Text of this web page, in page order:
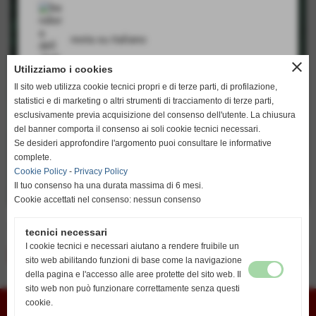
Le regole del gioco
<< precedente
Union Vis ssdrl
resta su italiano
go to english
http://www.unionvislendinara.it
close
Utilizziamo i cookies
Il sito web utilizza cookie tecnici propri e di terze parti, di profilazione,
statistici e di marketing o altri strumenti di tracciamento di terze parti,
esclusivamente previa acquisizione del consenso dell'utente. La chiusura
del banner comporta il consenso ai soli cookie tecnici necessari.
Se desideri approfondire l'argomento puoi consultare le informative
complete.
Cookie Policy - Privacy Policy
Il tuo consenso ha una durata massima di 6 mesi.
Cookie accettati nel consenso: nessun consenso
tecnici necessari
I cookie tecnici e necessari aiutano a rendere fruibile un
sito web abilitando funzioni di base come la navigazione
della pagina e l'accesso alle aree protette del sito web. Il
sito web non può funzionare correttamente senza questi
cookie.